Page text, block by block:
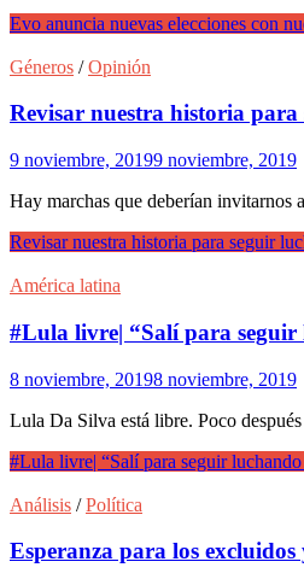
Evo anuncia nuevas elecciones con
Géneros /Opinión
Revisar nuestra historia
9 noviembre, 20199 noviembre, 2019
Hay marchas que deberían invitarnos
Revisar nuestra historia para seguir
América latina
#Lula livre| “Salí para
8 noviembre, 20198 noviembre, 2019
Lula Da Silva está libre. Poco
#Lula livre| “Salí para seguir
Análisis /Política
Esperanza para los